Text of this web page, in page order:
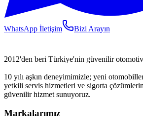
WhatsApp İletişim Bizi Arayın
2012'den beri Türkiye'nin güvenilir otomotiv
10 yılı aşkın deneyimimizle; yeni
yetkili servis hizmetleri ve sigorta
güvenilir hizmet sunuyoruz.
Markalarımız